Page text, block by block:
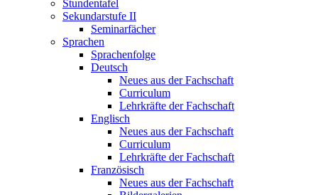
Stundentafel
Sekundarstufe II
Seminarfächer
Sprachen
Sprachenfolge
Deutsch
Neues aus der Fachschaft
Curriculum
Lehrkräfte der Fachschaft
Englisch
Neues aus der Fachschaft
Curriculum
Lehrkräfte der Fachschaft
Französisch
Neues aus der Fachschaft